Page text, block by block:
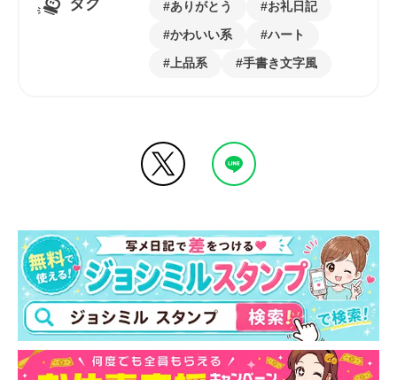
タグ ありがとう
お礼日記
かわいい系
ハート
上品系
手書き文字風